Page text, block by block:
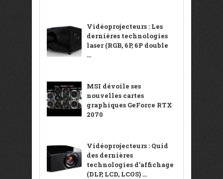
Vidéoprojecteurs : Les
dernières technologies
laser (RGB, 6P, 6P double
...
MSI dévoile ses
nouvelles cartes
graphiques GeForce RTX
2070
Vidéoprojecteurs : Quid
des dernières
technologies d’affichage
(DLP, LCD, LCOS) ...